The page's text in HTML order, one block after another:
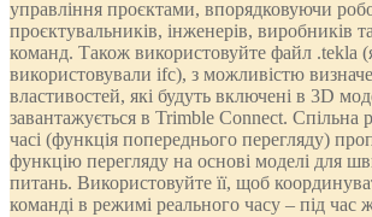
управління проєктами, впорядковуючи
проєктувальників, інженерів, виробників
команд. Також використовуйте файл .tekla
використовували ifc), з можливістю
властивостей, які будуть включені в 3D
завантажується в Trimble Connect. Спільна
часі (функція попереднього перегляду)
функцію перегляду на основі моделі для
питань. Використовуйте її, щоб
команді в режимі реального часу – під час